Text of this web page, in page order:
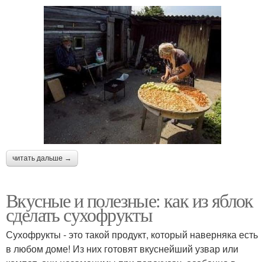
читать дальше →
Вкусные и полезные: как из яблок
сделать сухофрукты
Сухофрукты - это такой продукт, который наверняка есть
в любом доме! Из них готовят вкуснейший узвар или